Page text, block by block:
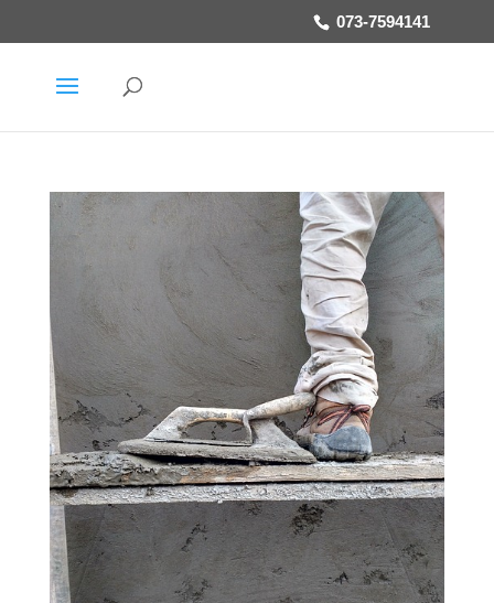
073-7594141